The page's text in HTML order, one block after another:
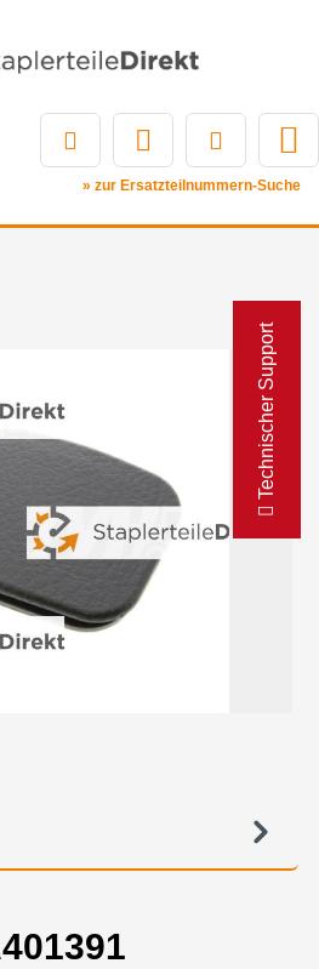
Technischer Support
» zur Ersatzteilnummern-Suche